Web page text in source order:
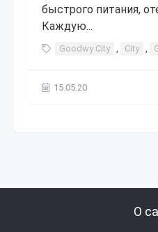
быстрого питания,
Каждую...
Goodwy City , City ,
15.05.20
О